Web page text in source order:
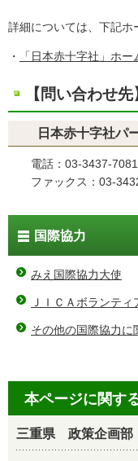
詳細については、下記ホ
・ 「日本赤十字社」ホ
【問い合わせ先
日本赤十字社パ
電話：03-3437-7081
ファックス：03-
国際協力
みえ国際協力大使
ＪＩＣＡボランティ
その他の国際協力に
本ページに関す
三重県 政策企画部